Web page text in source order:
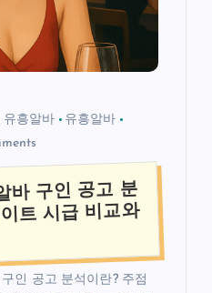
유흥알바
유흥알바
바 구인 공고 분
트 시급 비교와
인 공고 분석이란? 주점